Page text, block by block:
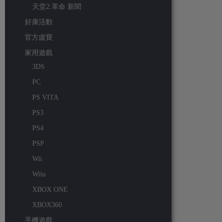
天堂2:革命 新聞
好康活動
官方虛寶
家用遊戲
3DS
PC
PS VITA
PS3
PS4
PSP
Wii
Wiiu
XBOX ONE
XBOX360
手機遊戲